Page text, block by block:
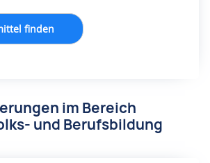
finden
im Bereich
und Berufsbildung